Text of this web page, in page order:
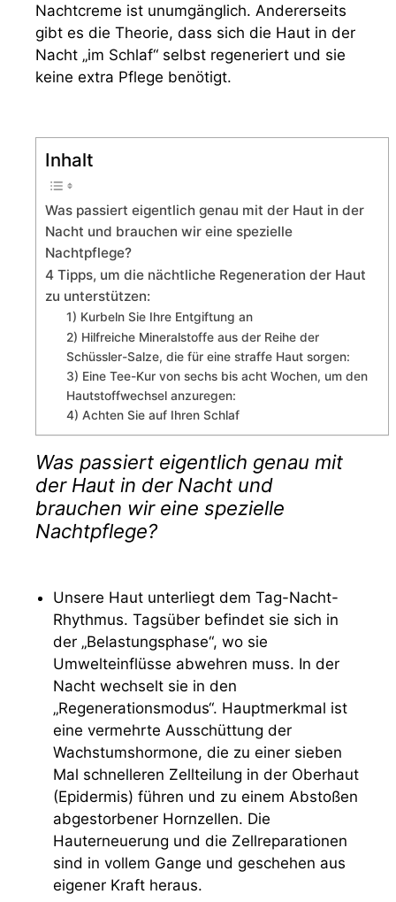
Nachtcreme ist unumgänglich. Andererseits
gibt es die Theorie, dass sich die Haut in der
Nacht „im Schlaf“ selbst regeneriert und sie
keine extra Pflege benötigt.
Inhalt
Was passiert eigentlich genau mit der Haut in der
Nacht und brauchen wir eine spezielle
Nachtpflege?
4 Tipps, um die nächtliche Regeneration der Haut
zu unterstützen:
1) Kurbeln Sie Ihre Entgiftung an
2) Hilfreiche Mineralstoffe aus der Reihe der
Schüssler-Salze, die für eine straffe Haut sorgen:
3) Eine Tee-Kur von sechs bis acht Wochen, um den
Hautstoffwechsel anzuregen:
4) Achten Sie auf Ihren Schlaf
Was passiert eigentlich genau mit
der Haut in der Nacht und
brauchen wir eine spezielle
Nachtpflege?
Unsere Haut unterliegt dem Tag-Nacht-
Rhythmus. Tagsüber befindet sie sich in
der „Belastungsphase“, wo sie
Umwelteinflüsse abwehren muss. In der
Nacht wechselt sie in den
„Regenerationsmodus“. Hauptmerkmal ist
eine vermehrte Ausschüttung der
Wachstumshormone, die zu einer sieben
Mal schnelleren Zellteilung in der Oberhaut
(Epidermis) führen und zu einem Abstoßen
abgestorbener Hornzellen. Die
Hauterneuerung und die Zellreparationen
sind in vollem Gange und geschehen aus
eigener Kraft heraus.